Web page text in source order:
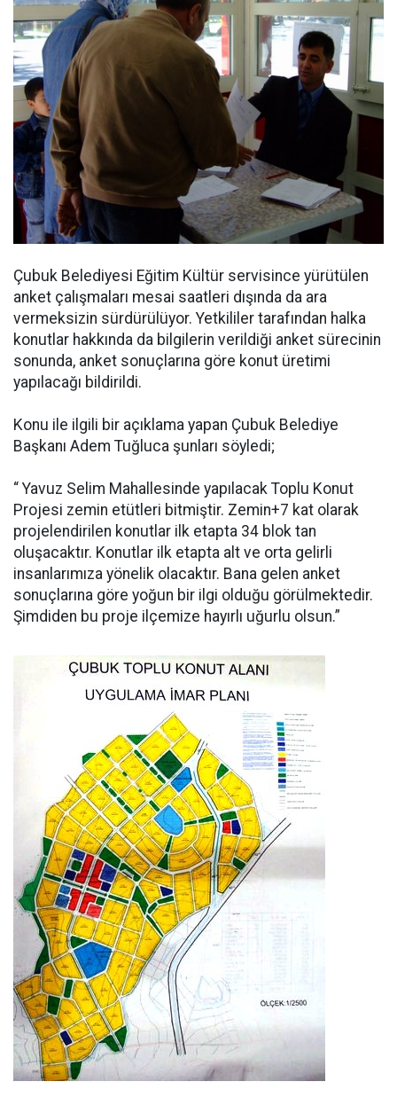
Çubuk Belediyesi Eğitim Kültür servisince yürütülen
anket çalışmaları mesai saatleri dışında da ara
vermeksizin sürdürülüyor. Yetkililer tarafından halka
konutlar hakkında da bilgilerin verildiği anket sürecinin
sonunda, anket sonuçlarına göre konut üretimi
yapılacağı bildirildi.
Konu ile ilgili bir açıklama yapan Çubuk Belediye
Başkanı Adem Tuğluca şunları söyledi;
“ Yavuz Selim Mahallesinde yapılacak Toplu Konut
Projesi zemin etütleri bitmiştir. Zemin+7 kat olarak
projelendirilen konutlar ilk etapta 34 blok tan
oluşacaktır. Konutlar ilk etapta alt ve orta gelirli
insanlarımıza yönelik olacaktır. Bana gelen anket
sonuçlarına göre yoğun bir ilgi olduğu görülmektedir.
Şimdiden bu proje ilçemize hayırlı uğurlu olsun.”